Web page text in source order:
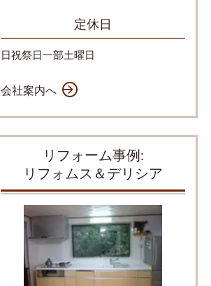
定休日
日祝祭日一部土曜日
会社案内へ
リフォーム事例:
リフォムス＆デリシア